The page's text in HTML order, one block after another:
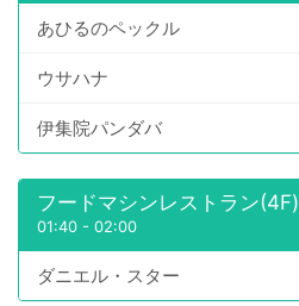
あひるのペックル
ウサハナ
伊集院パンダバ
フードマシンレストラン(4F)
01:40 - 02:00
ダニエル・スター